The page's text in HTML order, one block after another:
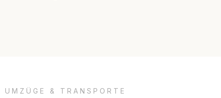
UMZÜGE & TRANSPORTE